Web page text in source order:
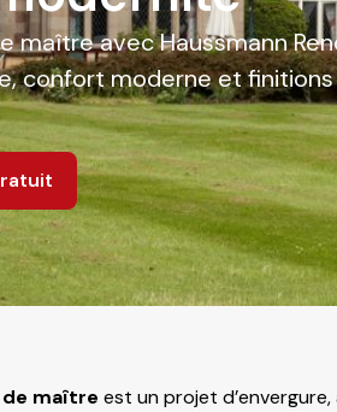
maître avec Haussmann
confort moderne et
de maître est un projet